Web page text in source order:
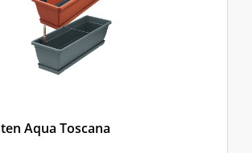
Aqua Toscana